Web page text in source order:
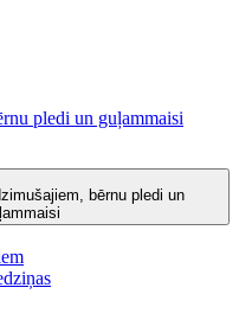
pledi un guļammaisi
bērnu pledi un